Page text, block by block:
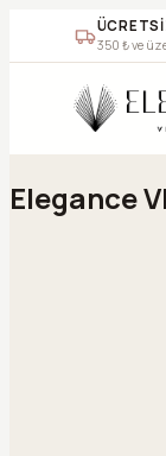
350 ₺ ve
Geç
Elegance